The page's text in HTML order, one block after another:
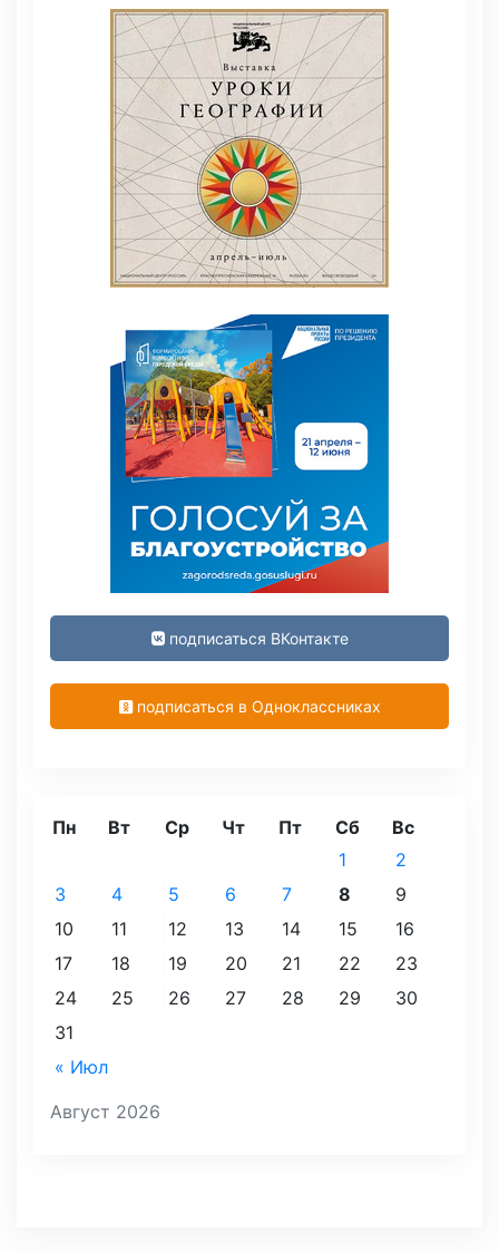
подписаться ВКонтакте
подписаться в Одноклассниках
Август 2026
Пн Вт Ср Чт Пт Сб Вс
« Июл
1
2
3
4 5 6 7 8
9
10
11 12 13 14 15
16
17
18 19 20 21 22
23
24
25 26 27 28 29
30
31